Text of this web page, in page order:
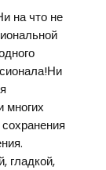
на что не
многих
гладкой,